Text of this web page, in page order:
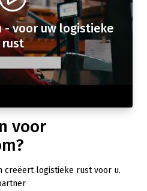
voor
creëert logistieke rust voor u.
- voor uw logistieke
rust